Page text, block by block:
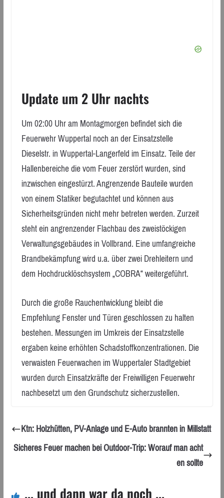
Update um 2 Uhr nachts
Um 02:00 Uhr am Montagmorgen befindet sich die
Feuerwehr Wuppertal noch an der Einsatzstelle
Dieselstr. in Wuppertal-Langerfeld im Einsatz. Teile der
Hallenbereiche die vom Feuer zerstört wurden, sind
inzwischen eingestürzt. Angrenzende Bauteile wurden
von einem Statiker begutachtet und können aus
Sicherheitsgründen nicht mehr betreten werden. Zurzeit
steht ein angrenzender Flachbau des zweistöckigen
Verwaltungsgebäudes in Vollbrand. Eine umfangreiche
Brandbekämpfung wird u.a. über zwei Drehleitern und
dem Hochdrucklöschsystem „COBRA“ weitergeführt.
Durch die große Rauchentwicklung bleibt die
Empfehlung Fenster und Türen geschlossen zu halten
bestehen. Messungen im Umkreis der Einsatzstelle
ergaben keine erhöhten Schadstoffkonzentrationen. Die
verwaisten Feuerwachen im Wuppertaler Stadtgebiet
wurden durch Einsatzkräfte der Freiwilligen Feuerwehr
nachbesetzt um den Grundschutz sicherzustellen.
Ktn: Holzhütten, PV-Anlage und E-Auto brannten in Millstatt
Sicheres Feuer machen bei Outdoor-Trip: Worauf man acht
en sollte
... und dann war da noch ...